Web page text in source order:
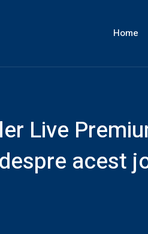
Home
Live
acest